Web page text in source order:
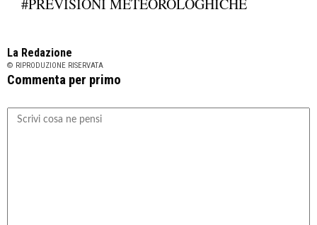
La Redazione
© RIPRODUZIONE RISERVATA
Commenta per primo